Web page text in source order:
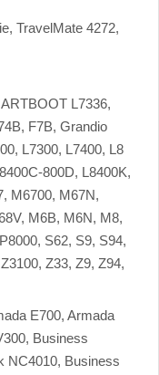
TravelMate 4272,
L7336,
F7B, Grandio
L7300, L7400, L8
800D, L8400K,
M6700, M67N,
M6B, M6N, M8,
S62, S9, S94,
Z33, Z9, Z94,
E700, Armada
Business
NC4010, Business